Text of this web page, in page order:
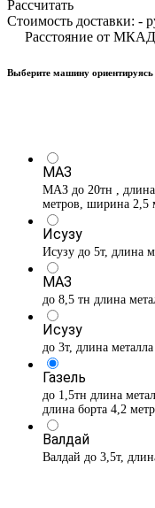
Рассчитать
Стоимость доставки: -
Расстояние от
Выберите машину ориентируясь
МАЗ
МАЗ до 20тн , длина
метров, ширина 2,5
Исузу
Исузу до 5т, длина
МАЗ
до 8,5 тн длина
Исузу
до 3т, длина
Газель
до 1,5тн длина
длина борта 4,2
Валдай
Валдай до 3,5т,